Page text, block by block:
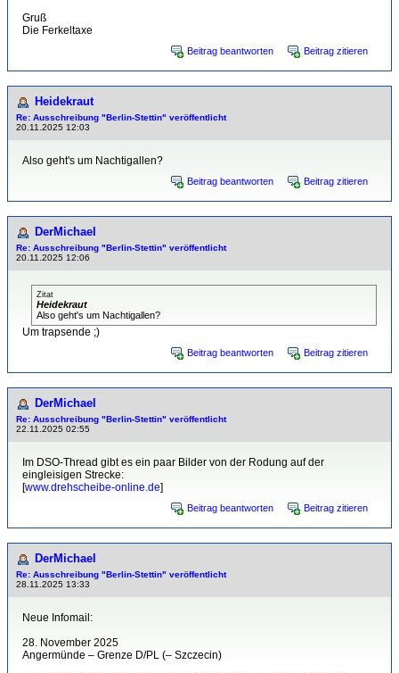
Gruß
Die Ferkeltaxe
Beitrag beantworten Beitrag zitieren
Heidekraut
Re: Ausschreibung "Berlin-Stettin" veröffentlicht
20.11.2025 12:03
Also geht's um Nachtigallen?
Beitrag beantworten Beitrag zitieren
DerMichael
Re: Ausschreibung "Berlin-Stettin" veröffentlicht
20.11.2025 12:06
Zitat
Heidekraut
Also geht's um Nachtigallen?
Um trapsende ;)
Beitrag beantworten Beitrag zitieren
DerMichael
Re: Ausschreibung "Berlin-Stettin" veröffentlicht
22.11.2025 02:55
Im DSO-Thread gibt es ein paar Bilder von der Rodung auf der
eingleisigen Strecke:
[www.drehscheibe-online.de]
Beitrag beantworten Beitrag zitieren
DerMichael
Re: Ausschreibung "Berlin-Stettin" veröffentlicht
28.11.2025 13:33
Neue Infomail:
28. November 2025
Angermünde – Grenze D/PL (– Szczecin)